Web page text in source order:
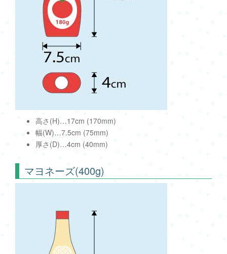
高さ(H)…17cm (170mm)
幅(W)…7.5cm (75mm)
厚さ(D)…4cm (40mm)
マヨネーズ(400g)